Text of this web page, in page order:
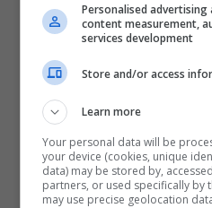
Personalised
content measurement,
services development
Store and/or access
Learn more
Your personal data will be
your device (cookies, unique
data) may be stored by,
partners, or used specifically by
may use precise geolocation